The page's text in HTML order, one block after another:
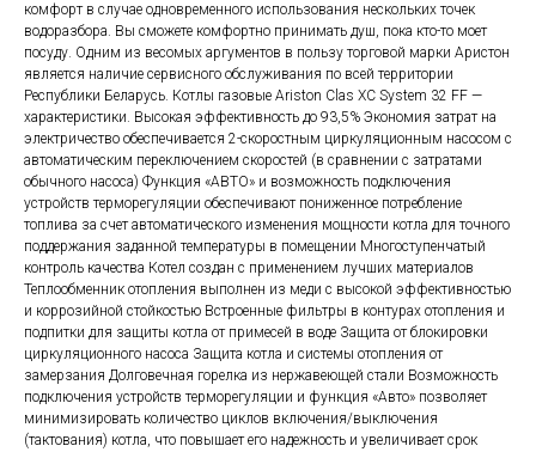
комфорт в случае одновременного использования нескольких точек
водоразбора. Вы сможете комфортно принимать душ, пока кто-то моет
посуду. Одним из весомых аргументов в пользу торговой марки Аристон
является наличие сервисного обслуживания по всей территории
Республики Беларусь. Котлы газовые Ariston Clas XC System 32 FF —
характеристики. Высокая эффективность до 93,5% Экономия затрат на
электричество обеспечивается 2-скоростным циркуляционным насосом с
автоматическим переключением скоростей (в сравнении с затратами
обычного насоса) Функция «АВТО» и возможность подключения
устройств терморегуляции обеспечивают пониженное потребление
топлива за счет автоматического изменения мощности котла для точного
поддержания заданной температуры в помещении Многоступенчатый
контроль качества Котел создан с применением лучших материалов
Теплообменник отопления выполнен из меди с высокой эффективностью
и коррозийной стойкостью Встроенные фильтры в контурах отопления и
подпитки для защиты котла от примесей в воде Защита от блокировки
циркуляционного насоса Защита котла и системы отопления от
замерзания Долговечная горелка из нержавеющей стали Возможность
подключения устройств терморегуляции и функция «Авто» позволяет
минимизировать количество циклов включения/выключения
(тактования) котла, что повышает его надежность и увеличивает срок